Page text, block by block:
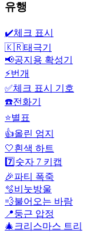
유행
✔️체크 표시
🇰🇷태극기
📢공지용 확성기
⚡번개
✅체크 표시 기호
☎️전화기
⭐별표
👍올린 엄지
🤍흰색 하트
7️⃣ 숫자 7 키캡
🎉파티 폭죽
🫧비눗방울
💨불어오는 바람
📍둥근 압정
🎄 크리스마스 트리